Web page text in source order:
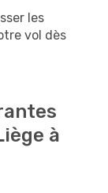
les
vol dès
à